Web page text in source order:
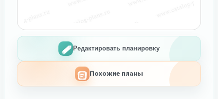
Редактировать планировку
Похожие планы